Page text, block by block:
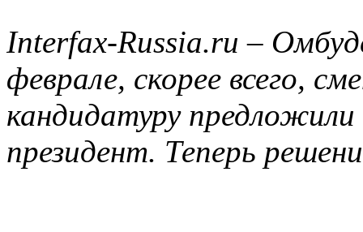
Interfax-Russia.ru –
феврале, скорее всего,
кандидатуру
президент. Теперь